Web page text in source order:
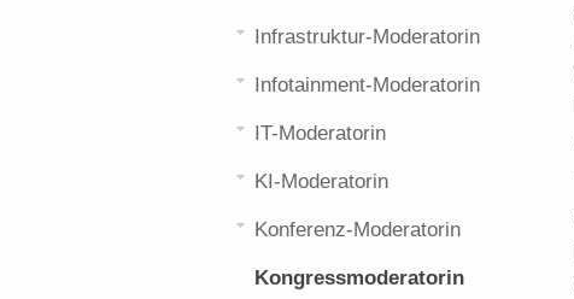
Infrastruktur-Moderatorin
Infotainment-Moderatorin
IT-Moderatorin
KI-Moderatorin
Konferenz-Moderatorin
Kongressmoderatorin